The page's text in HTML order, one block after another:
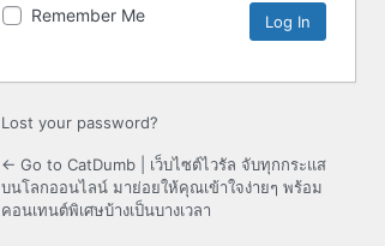
Remember Me
Lost your password?
← Go to CatDumb | เว็บไซต์ไวรัล จับทุกกระแส
บนโลกออนไลน์ มาย่อยให้คุณเข้าใจง่ายๆ พร้อม
คอนเทนต์พิเศษบ้างเป็นบางเวลา